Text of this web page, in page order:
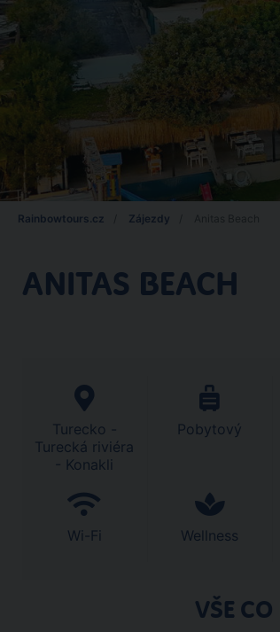
Rainbowtours.cz Zájezdy
ANITAS BEACH
Turecko -
Turecká riviéra
- Konakli
Pobytový
Wi-Fi Wellness
VŠE CO